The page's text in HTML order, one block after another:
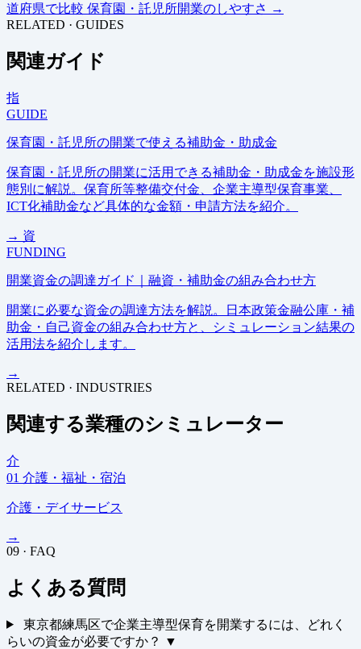
道府県で比較 保育園・託児所開業のしやすさ →
RELATED · GUIDES
関連ガイド
指
GUIDE
保育園・託児所の開業で使える補助金・助成金
保育園・託児所の開業に活用できる補助金・助成金を施設形
態別に解説。保育所等整備交付金、企業主導型保育事業、
ICT化補助金など具体的な金額・申請方法を紹介。
→ 資
FUNDING
開業資金の調達ガイド｜融資・補助金の組み合わせ方
開業に必要な資金の調達方法を解説。日本政策金融公庫・補
助金・自己資金の組み合わせ方と、シミュレーション結果の
活用法を紹介します。
→
RELATED · INDUSTRIES
関連する業種のシミュレーター
介
01 介護・福祉・宿泊
介護・デイサービス
→
09 · FAQ
よくある質問
東京都練馬区で企業主導型保育を開業するには、どれく
らいの資金が必要ですか？
▼